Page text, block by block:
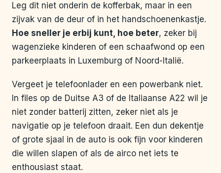
Leg dit niet onderin de kofferbak, maar in een
zijvak van de deur of in het handschoenenkastje.
Hoe sneller je erbij kunt, hoe beter, zeker bij
wagenzieke kinderen of een schaafwond op een
parkeerplaats in Luxemburg of Noord-Italië.
Vergeet je telefoonlader en een powerbank niet.
In files op de Duitse A3 of de Italiaanse A22 wil je
niet zonder batterij zitten, zeker niet als je
navigatie op je telefoon draait. Een dun dekentje
of grote sjaal in de auto is ook fijn voor kinderen
die willen slapen of als de airco net iets te
enthousiast staat.